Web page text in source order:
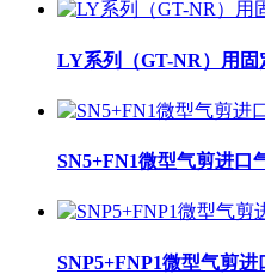
LY系列（GT-NR）用固
SN5+FN1微型气剪进口
SNP5+FNP1微型气剪